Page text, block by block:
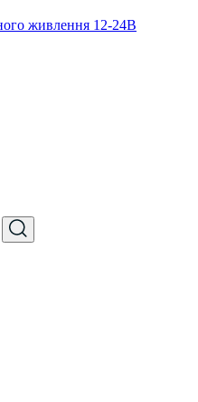
живлення 12-24В